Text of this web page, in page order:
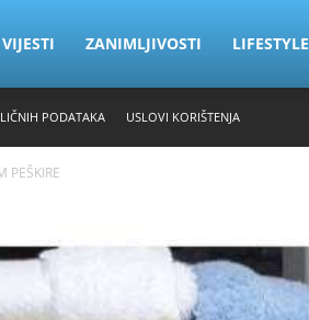
VIJESTI ZANIMLJIVOSTI LIFESTYLE
PODATAKA USLOVI KORIŠTENJA
PEŠKIRE